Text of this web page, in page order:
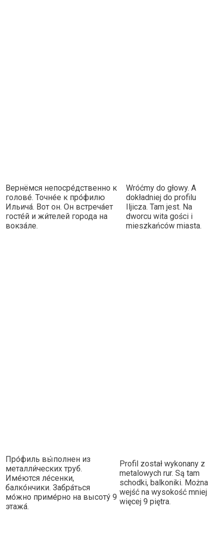
Вернёмся непосре́дственно к
голове́. Точне́е к про́филю
Ильича́. Вот он. Он встреча́ет
госте́й и жи́телей города на
вокза́ле.
Wróćmy do głowy. A
dokładniej do profilu
Iljicza. Tam jest. Na
dworcu wita gości i
mieszkańców miasta.
Про́филь вы́полнен из
металли́ческих труб.
Име́ются ле́сенки,
балко́нчики. Забра́ться
мо́жно приме́рно на высоту́ 9
этажа́.
Profil został wykonany z
metalowych rur. Są tam
schodki, balkoniki. Można
wejść na wysokość mniej
więcej 9 piętra.